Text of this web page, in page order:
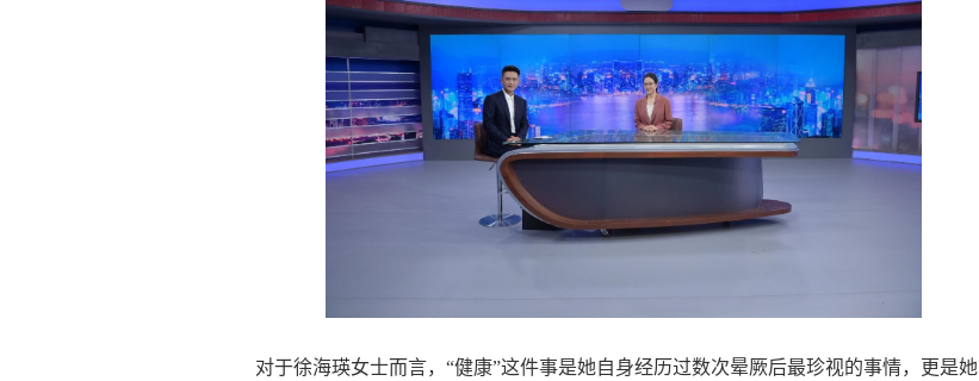
对于徐海瑛女士而言，“健康”这件事是她自身经历过数次晕厥后最珍视的事情，更是她